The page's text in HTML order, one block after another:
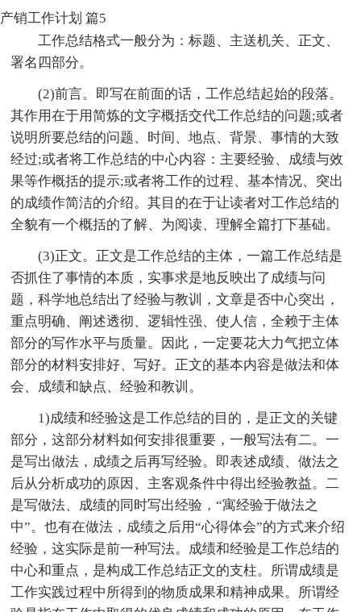
产销工作计划 篇5
工作总结格式一般分为：标题、主送机关、正文、
署名四部分。
(2)前言。即写在前面的话，工作总结起始的段落。
其作用在于用简炼的文字概括交代工作总结的问题;或者
说明所要总结的问题、时间、地点、背景、事情的大致
经过;或者将工作总结的中心内容：主要经验、成绩与效
果等作概括的提示;或者将工作的过程、基本情况、突出
的成绩作简洁的介绍。其目的在于让读者对工作总结的
全貌有一个概括的了解、为阅读、理解全篇打下基础。
(3)正文。正文是工作总结的主体，一篇工作总结是
否抓住了事情的本质，实事求是地反映出了成绩与问
题，科学地总结出了经验与教训，文章是否中心突出，
重点明确、阐述透彻、逻辑性强、使人信，全赖于主体
部分的写作水平与质量。因此，一定要花大力气把立体
部分的材料安排好、写好。正文的基本内容是做法和体
会、成绩和缺点、经验和教训。
1)成绩和经验这是工作总结的目的，是正文的关键
部分，这部分材料如何安排很重要，一般写法有二。一
是写出做法，成绩之后再写经验。即表述成绩、做法之
后从分析成功的原因、主客观条件中得出经验教益。二
是写做法、成绩的同时写出经验，“寓经验于做法之
中”。也有在做法，成绩之后用“心得体会”的方式来介绍
经验，这实际是前一种写法。成绩和经验是工作总结的
中心和重点，是构成工作总结正文的支柱。所谓成绩是
工作实践过程中所得到的物质成果和精神成果。所谓经